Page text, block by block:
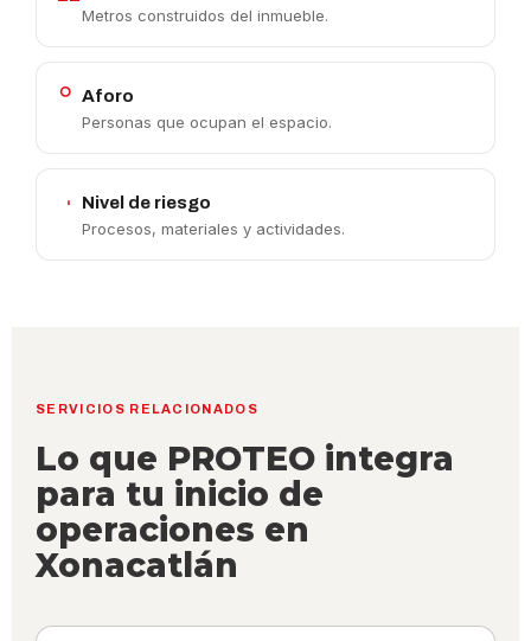
Metros construidos del inmueble.
Aforo
Personas que ocupan el espacio.
Nivel de riesgo
Procesos, materiales y actividades.
SERVICIOS RELACIONADOS
Lo que PROTEO integra
para tu inicio de
operaciones en
Xonacatlán